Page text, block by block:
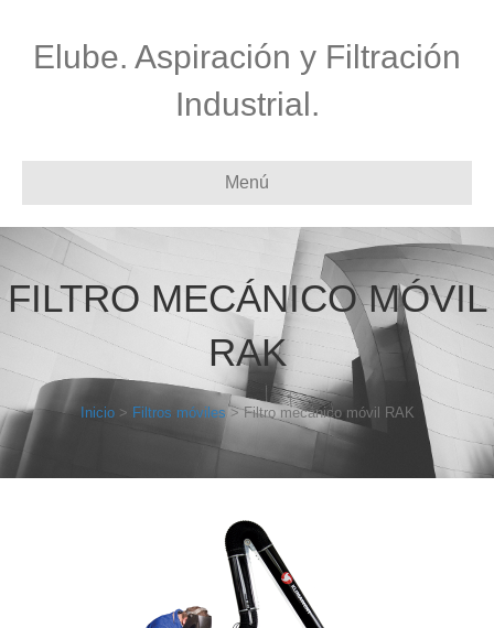
Elube. Aspiración y Filtración
Industrial.
Menú
FILTRO MECÁNICO MÓVIL
RAK
Inicio> Filtros móviles > Filtro mecánico móvil RAK